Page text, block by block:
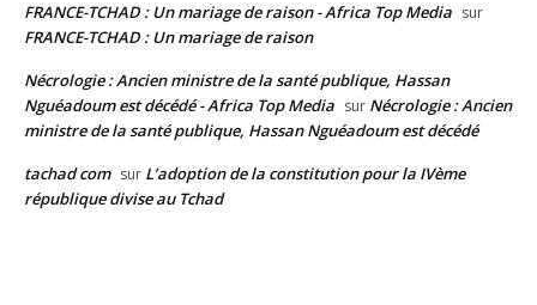
FRANCE-TCHAD : Un mariage de raison - Africa Top Media sur
FRANCE-TCHAD : Un mariage de raison
Nécrologie : Ancien ministre de la santé publique, Hassan
Nguéadoum est décédé - Africa Top Media sur Nécrologie : Ancien
ministre de la santé publique, Hassan Nguéadoum est décédé
tachad com sur L’adoption de la constitution pour la IVème
république divise au Tchad